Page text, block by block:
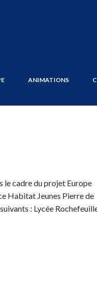
ANIMATIONS
le cadre du projet Europe
Habitat Jeunes Pierre de
: Lycée